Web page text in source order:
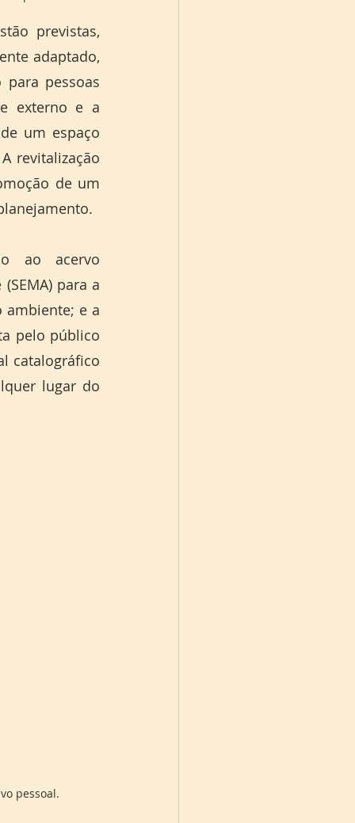
previstas,
adaptado,
pessoas
externo e a
um espaço
revitalização
de um
ao acervo
para a
ambiente; e a
pelo público
catalográfico
lugar do
pessoal.